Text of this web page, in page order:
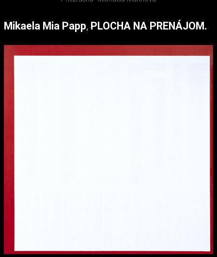
Mikaela Mia Papp, PLOCHA NA PRENÁJOM.